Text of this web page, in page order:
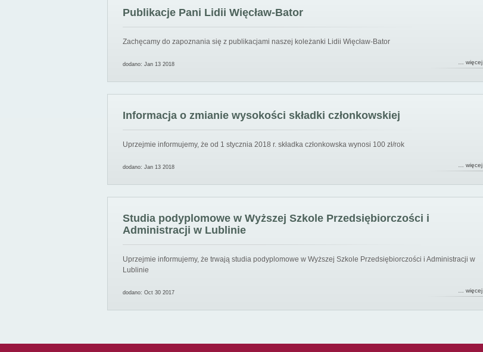
Publikacje Pani Lidii Więcław-Bator
Zachęcamy do zapoznania się z publikacjami naszej koleżanki Lidii Więcław-Bator
dodano: Jan 13 2018 … więcej
Informacja o zmianie wysokości składki członkowskiej
Uprzejmie informujemy, że od 1 stycznia 2018 r. składka członkowska wynosi 100 zł/rok
dodano: Jan 13 2018 … więcej
Studia podyplomowe w Wyższej Szkole Przedsiębiorczości i
Administracji w Lublinie
Uprzejmie informujemy, że trwają studia podyplomowe w Wyższej Szkole Przedsiębiorczości i Administracji w
Lublinie
dodano: Oct 30 2017 … więcej